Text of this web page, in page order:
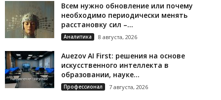
Всем нужно обновление или почему
необходимо периодически менять
расстановку сил –...
Аналитика 8 августа, 2026
Auezov AI First: решения на основе
искусственного интеллекта в
образовании, науке...
Профессионал 7 августа, 2026